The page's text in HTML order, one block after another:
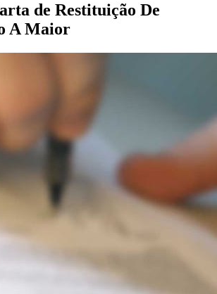
de Restituição De
A Maior